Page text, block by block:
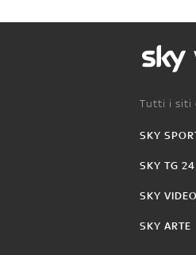
Tutti i siti
SKY
SKY TG 24
SKY VIDEO
SKY ARTE